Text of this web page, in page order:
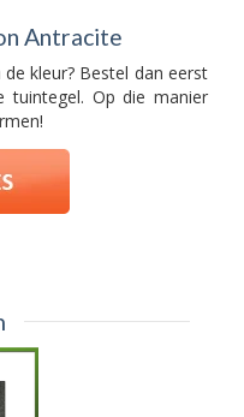
Antracite
kleur? Bestel dan eerst
tuintegel. Op die manier